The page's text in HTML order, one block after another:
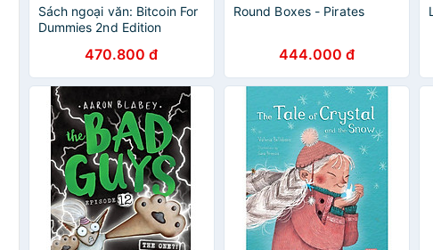
Sách ngoại văn: Bitcoin For
Dummies 2nd Edition
470.800 đ
Round Boxes - Pirates
444.000 đ